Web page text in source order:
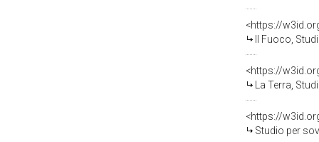
<https://
Il Fuoco, Studio di
<https://
La Terra, Studio di
<https://
Studio per